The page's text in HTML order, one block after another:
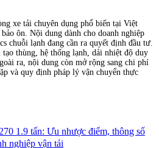
xe tải chuyên dụng phổ biến tại Việt
ôn. Nội dung dành cho doanh nghiệp
chuỗi lạnh đang cần ra quyết định đầu tư.
thùng, hệ thống lạnh, dải nhiệt độ duy
ra, nội dung còn mở rộng sang chi phí
và quy định pháp lý vận chuyển thực
1.9 tấn: Ưu nhược điểm, thông số
nghiệp vận tải